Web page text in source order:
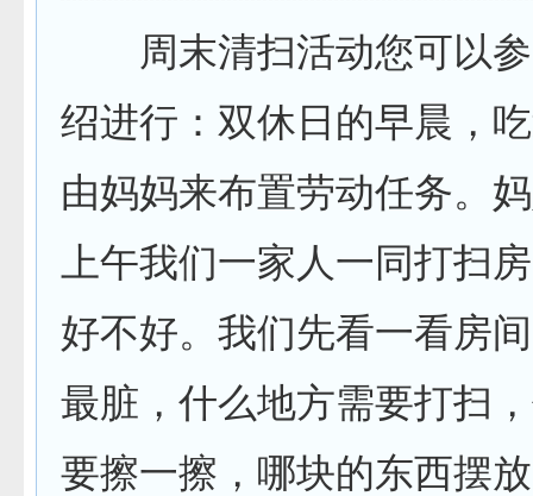
周末清扫活动您可以参
绍进行：双休日的早晨，
由妈妈来布置劳动任务。
上午我们一家人一同打扫
好不好。我们先看一看房
最脏，什么地方需要打扫
要擦一擦，哪块的东西摆